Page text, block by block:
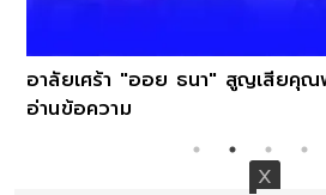
สูญเสียคุณพ่อ น้ำตารื้นหลังได้